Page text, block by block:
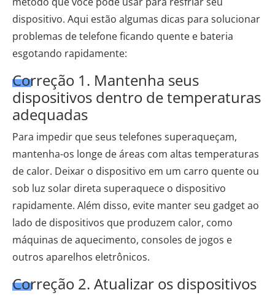
dispositivo. Aqui estão algumas dicas para solucionar
problemas de telefone ficando quente e bateria
esgotando rapidamente:
Correção 1. Mantenha seus
dispositivos dentro de temperaturas
adequadas
Para impedir que seus telefones superaqueçam,
mantenha-os longe de áreas com altas temperaturas
de calor. Deixar o dispositivo em um carro quente ou
sob luz solar direta superaquece o dispositivo
rapidamente. Além disso, evite manter seu gadget ao
lado de dispositivos que produzem calor, como
máquinas de aquecimento, consoles de jogos e
outros aparelhos eletrônicos.
Correção 2. Atualizar os dispositivos